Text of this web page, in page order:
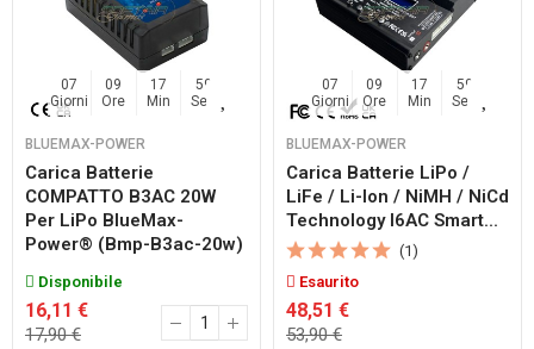
07
Giorni
09
Ore
17
Min
59
Sec
BLUEMAX-POWER
Carica Batterie
COMPATTO B3AC 20W
Per LiPo BlueMax-
Power® (bmp-B3ac-20w)
Disponibile
16,11 €
17,90 €
07
Giorni
09
Ore
17
Min
59
Sec
BLUEMAX-POWER
Carica Batterie LiPo /
LiFe / Li-Ion / NiMH / NiCd
Technology I6AC Smart...
(1)
Esaurito
48,51 €
53,90 €